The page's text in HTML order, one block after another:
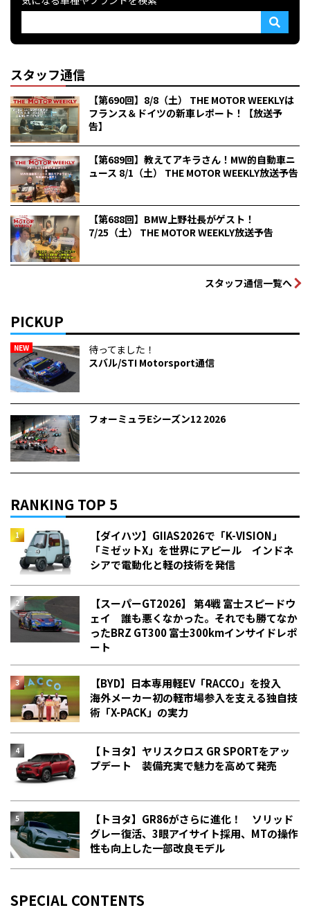
スタッフ通信
【第690回】8/8（土） THE MOTOR WEEKLYは
フランス＆ドイツの新車レポート！【放送予
告】
【第689回】教えてアキラさん！MW的自動車ニ
ュース 8/1（土） THE MOTOR WEEKLY放送予告
【第688回】BMW上野社長がゲスト！
7/25（土） THE MOTOR WEEKLY放送予告
スタッフ通信一覧へ
PICKUP
NEW
待ってました！
スバル/STI Motorsport通信
フォーミュラEシーズン12 2026
RANKING TOP 5
【ダイハツ】GIIAS2026で「K-VISION」
「ミゼットX」を世界にアピール インドネ
シアで電動化と軽の技術を発信
【スーパーGT2026】 第4戦 富士スピードウ
ェイ 誰も悪くなかった。それでも勝てなか
った――BRZ GT300 富士300kmインサイドレポ
ート
【BYD】日本専用軽EV「RACCO」を投入
海外メーカー初の軽市場参入を支える独自技
術「X-PACK」の実力
【トヨタ】ヤリスクロス GR SPORTをアッ
プデート 装備充実で魅力を高めて発売
【トヨタ】GR86がさらに進化！ ソリッド
グレー復活、3眼アイサイト採用、MTの操作
性も向上した一部改良モデル
SPECIAL CONTENTS